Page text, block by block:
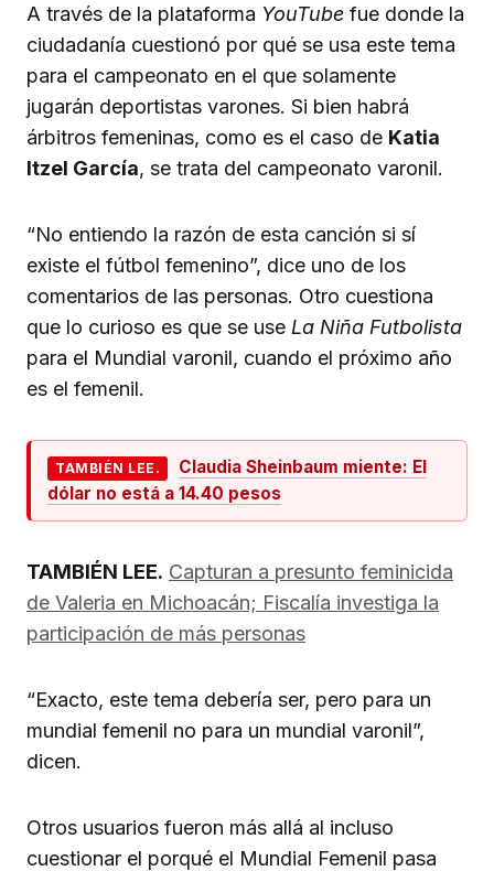
A través de la plataforma YouTube fue donde la
ciudadanía cuestionó por qué se usa este tema
para el campeonato en el que solamente
jugarán deportistas varones. Si bien habrá
árbitros femeninas, como es el caso de Katia
Itzel García, se trata del campeonato varonil.
“No entiendo la razón de esta canción si sí
existe el fútbol femenino”, dice uno de los
comentarios de las personas. Otro cuestiona
que lo curioso es que se use La Niña Futbolista
para el Mundial varonil, cuando el próximo año
es el femenil.
TAMBIÉN LEE.
Claudia Sheinbaum miente: El
dólar no está a 14.40 pesos
TAMBIÉN LEE. Capturan a presunto feminicida
de Valeria en Michoacán; Fiscalía investiga la
participación de más personas
“Exacto, este tema debería ser, pero para un
mundial femenil no para un mundial varonil”,
dicen.
Otros usuarios fueron más allá al incluso
cuestionar el porqué el Mundial Femenil pasa